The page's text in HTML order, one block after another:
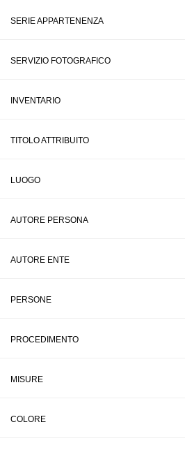
SERIE APPARTENENZA
SERVIZIO FOTOGRAFICO
INVENTARIO
TITOLO ATTRIBUITO
LUOGO
AUTORE PERSONA
AUTORE ENTE
PERSONE
PROCEDIMENTO
MISURE
COLORE